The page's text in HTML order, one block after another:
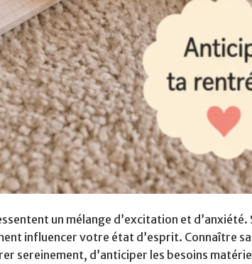
un mélange d’excitation et d’anxiété.
influencer votre état d’esprit. Connaître sa
sereinement, d’anticiper les besoins